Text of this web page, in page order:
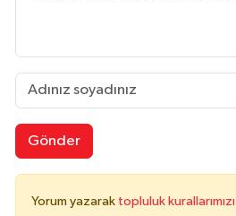
Gönder
Yorum yazarak topluluk kurallarımızı